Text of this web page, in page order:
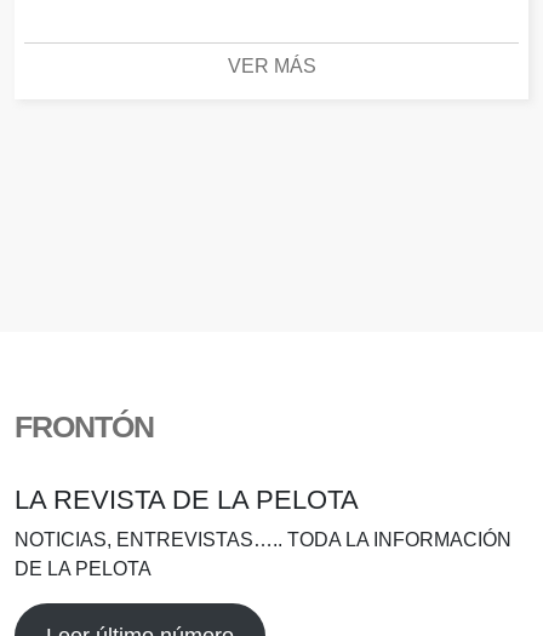
VER MÁS
FRONTÓN
LA REVISTA DE LA PELOTA
NOTICIAS, ENTREVISTAS….. TODA LA INFORMACIÓN
DE LA PELOTA